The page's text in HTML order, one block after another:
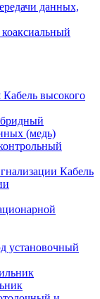
данных,
Кабель высокого
(медь)
Кабель
установочный